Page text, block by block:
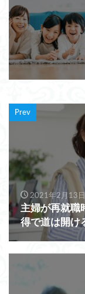
Prev
2021年2月13日
主婦が再就職
得で道は開け